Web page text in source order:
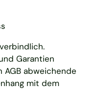
Garantien
abweichende
mit dem